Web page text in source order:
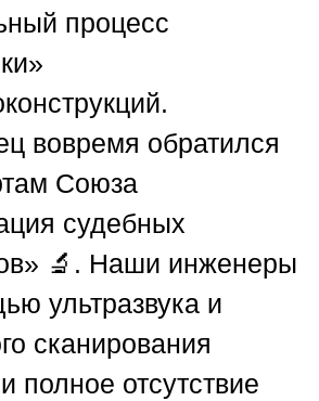
процесс
вовремя обратился
Союза
судебных
🔬. Наши инженеры
ультразвука и
сканирования
полное отсутствие